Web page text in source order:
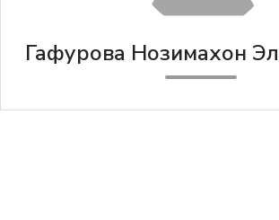
Гафурова Нозимахон